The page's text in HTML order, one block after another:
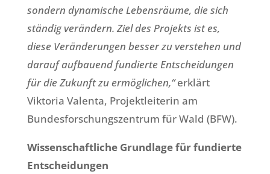
sondern dynamische Lebensräume, die sich
ständig verändern. Ziel des Projekts ist es,
diese Veränderungen besser zu verstehen und
darauf aufbauend fundierte Entscheidungen
für die Zukunft zu ermöglichen,“erklärt
Viktoria Valenta, Projektleiterin am
Bundesforschungszentrum für Wald (BFW).
Wissenschaftliche Grundlage für fundierte
Entscheidungen